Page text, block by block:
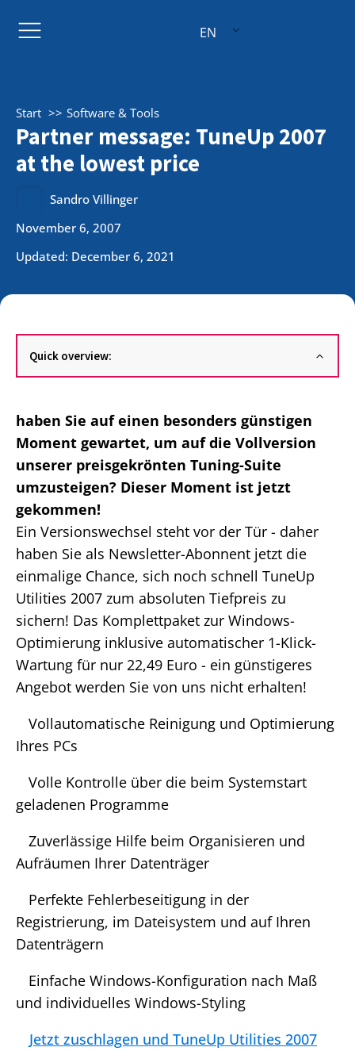
EN
Start Software & Tools
Partner message: TuneUp 2007
at the lowest price
Sandro Villinger
November 6, 2007
Updated: December 6, 2021
Quick overview:
haben Sie auf einen besonders günstigen
Moment gewartet, um auf die Vollversion
unserer preisgekrönten Tuning-Suite
umzusteigen? Dieser Moment ist jetzt
gekommen!
Ein Versionswechsel steht vor der Tür - daher
haben Sie als Newsletter-Abonnent jetzt die
einmalige Chance, sich noch schnell TuneUp
Utilities 2007 zum absoluten Tiefpreis zu
sichern! Das Komplettpaket zur Windows-
Optimierung inklusive automatischer 1-Klick-
Wartung für nur 22,49 Euro - ein günstigeres
Angebot werden Sie von uns nicht erhalten!
Vollautomatische Reinigung und Optimierung
Ihres PCs
Volle Kontrolle über die beim Systemstart
geladenen Programme
Zuverlässige Hilfe beim Organisieren und
Aufräumen Ihrer Datenträger
Perfekte Fehlerbeseitigung in der
Registrierung, im Dateisystem und auf Ihren
Datenträgern
Einfache Windows-Konfiguration nach Maß
und individuelles Windows-Styling
Jetzt zuschlagen und TuneUp Utilities 2007